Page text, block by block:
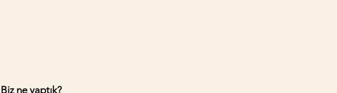
Biz ne yaptık?